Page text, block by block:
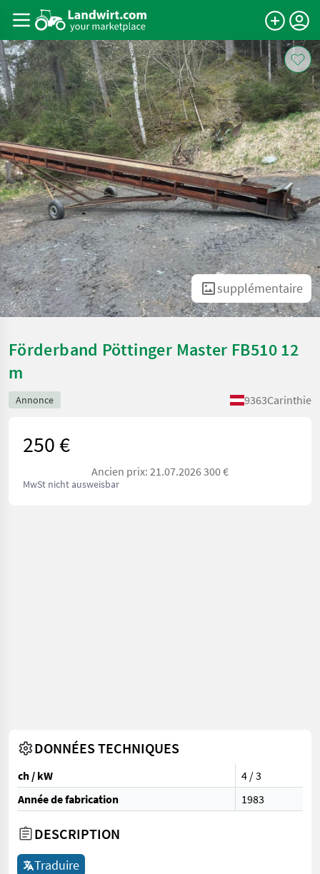
supplémentaire
Förderband Pöttinger Master FB510 12
m
Annonce 9363Carinthie
250 €
Ancien prix: 21.07.2026 300 €
MwSt nicht ausweisbar
DONNÉES TECHNIQUES
ch / kW
4 / 3
Année de fabrication
1983
DESCRIPTION
Traduire